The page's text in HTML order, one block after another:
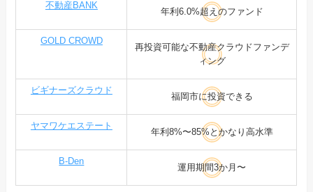
不動産BANK
年利6.0%超えのファンド
GOLD CROWD
再投資可能な不動産クラウドファンデ
ィング
ビギナーズクラウド
福岡市に投資できる
ヤマワケエステート
年利8%〜85%とかなり高水準
B-Den
運用期間3か月〜